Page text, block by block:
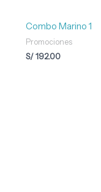
Combo Marino 1
Promociones
S/192.00